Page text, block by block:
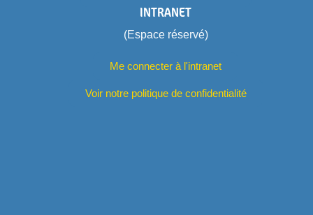
INTRANET
(Espace réservé)
Me connecter à l'intranet
Voir notre politique de confidentialité